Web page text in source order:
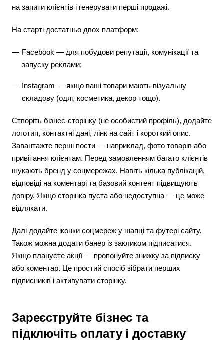
на запити клієнтів і генерувати перші продажі.
На старті достатньо двох платформ:
Facebook — для побудови репутації, комунікації та
запуску реклами;
Instagram — якщо ваші товари мають візуальну
складову (одяг, косметика, декор тощо).
Створіть бізнес-сторінку (не особистий профіль), додайте
логотип, контактні дані, лінк на сайт і короткий опис.
Завантажте перші пости — наприклад, фото товарів або
привітання клієнтам. Перед замовленням багато клієнтів
шукають бренд у соцмережах. Навіть кілька публікацій,
відповіді на коментарі та базовий контент підвищують
довіру. Якщо сторінка пуста або недоступна — це може
відлякати.
Далі додайте іконки соцмереж у шапці та футері сайту.
Також можна додати банер із закликом підписатися.
Якщо плануєте акції — пропонуйте знижку за підписку
або коментар. Це простий спосіб зібрати перших
підписників і активувати сторінку.
Зареєструйте бізнес та
підключіть оплату і доставку